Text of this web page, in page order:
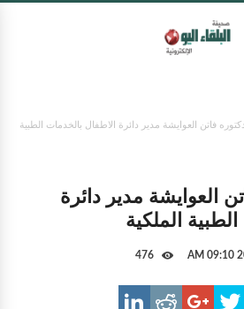
فاتن العوايشة مدير دائرة الاطفال بالخدمات الطبية
العوايشة مدير دائرة
الملكية